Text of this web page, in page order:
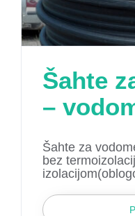
Šahte
–
Šahte za
bez